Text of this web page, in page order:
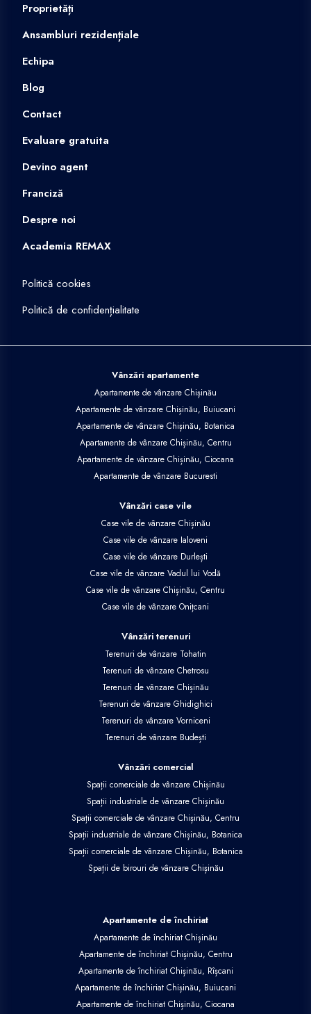
Proprietăți
Ansambluri rezidențiale
Echipa
Blog
Contact
Evaluare gratuita
Devino agent
Franciză
Despre noi
Academia REMAX
Politică cookies
Politică de confidențialitate
Vânzări apartamente
Apartamente de vânzare Chișinău
Apartamente de vânzare Chișinău, Buiucani
Apartamente de vânzare Chișinău, Botanica
Apartamente de vânzare Chișinău, Centru
Apartamente de vânzare Chișinău, Ciocana
Apartamente de vânzare Bucuresti
Vânzări case vile
Case vile de vânzare Chișinău
Case vile de vânzare Ialoveni
Case vile de vânzare Durlești
Case vile de vânzare Vadul lui Vodă
Case vile de vânzare Chișinău, Centru
Case vile de vânzare Onițcani
Vânzări terenuri
Terenuri de vânzare Tohatin
Terenuri de vânzare Chetrosu
Terenuri de vânzare Chișinău
Terenuri de vânzare Ghidighici
Terenuri de vânzare Vorniceni
Terenuri de vânzare Budești
Vânzări comercial
Spații comerciale de vânzare Chișinău
Spații industriale de vânzare Chișinău
Spații comerciale de vânzare Chișinău, Centru
Spații industriale de vânzare Chișinău, Botanica
Spații comerciale de vânzare Chișinău, Botanica
Spații de birouri de vânzare Chișinău
Apartamente de închiriat
Apartamente de închiriat Chișinău
Apartamente de închiriat Chișinău, Centru
Apartamente de închiriat Chișinău, Rîșcani
Apartamente de închiriat Chișinău, Buiucani
Apartamente de închiriat Chișinău, Ciocana